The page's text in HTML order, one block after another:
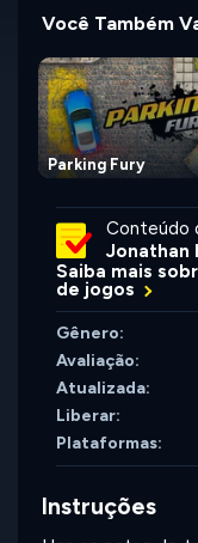
Você Também
Parking Fury
Conteúdo
Jonathan
Saiba mais
de jogos
Gênero:
Avaliação:
Atualizada:
Liberar:
Plataformas:
Instruções